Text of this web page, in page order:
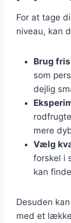
For at tage
niveau, kan
Brug
som
dejlig
mere
Vælg
forskel i
kan
Desuden
med et